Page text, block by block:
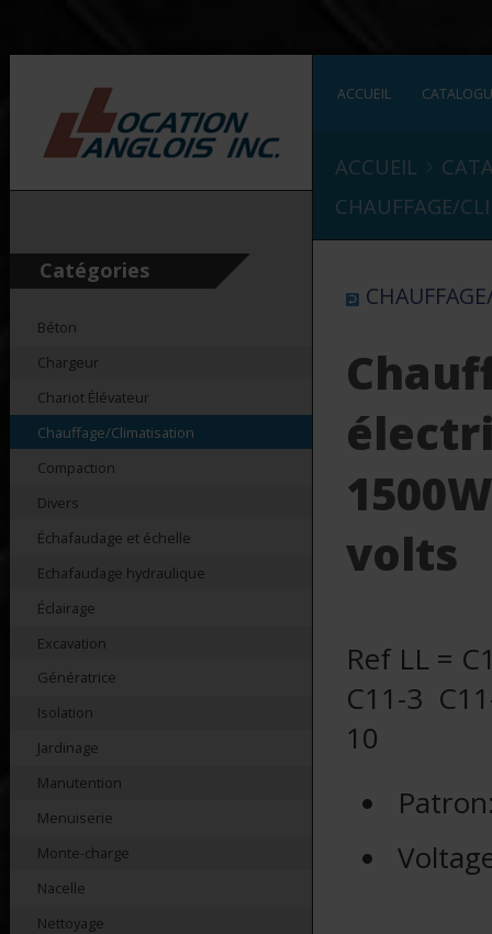
Catégories
Béton
Chargeur
Chariot Élévateur
Chauffage/Climatisation
Compaction
Divers
Échafaudage et échelle
Echafaudage hydraulique
Éclairage
Excavation
Génératrice
Isolation
Jardinage
Manutention
Menuiserie
Monte-charge
Nacelle
Nettoyage
ACCUEIL
ACCUEIL
CHAUFFAGE/
volts
Ref LL =
C11-3
10